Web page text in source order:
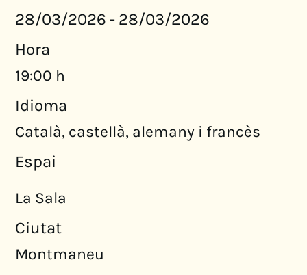
28/03/2026 - 28/03/2026
Hora
19:00 h
Idioma
Català, castellà, alemany i francès
Espai
La Sala
Ciutat
Montmaneu